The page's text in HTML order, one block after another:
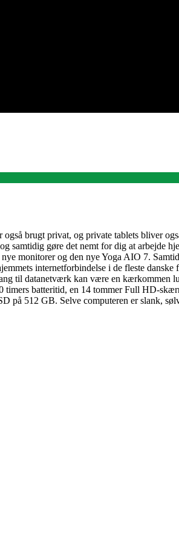
brugt privat, og private tablets bliver
samtidig gøre det nemt for dig at arbejde
monitorer og den nye Yoga AIO 7.
internetforbindelse i de fleste danske
til datanetværk kan være en kærkommen
timers batteritid, en 14 tommer Full HD-
på 512 GB. Selve computeren er slank,